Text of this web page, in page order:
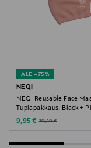
ALE –75%
NEQI
NEQI Reusable Face
Tuplapakkaus, Black +
Discounted Price
9,95 € Original Price
39,80 €